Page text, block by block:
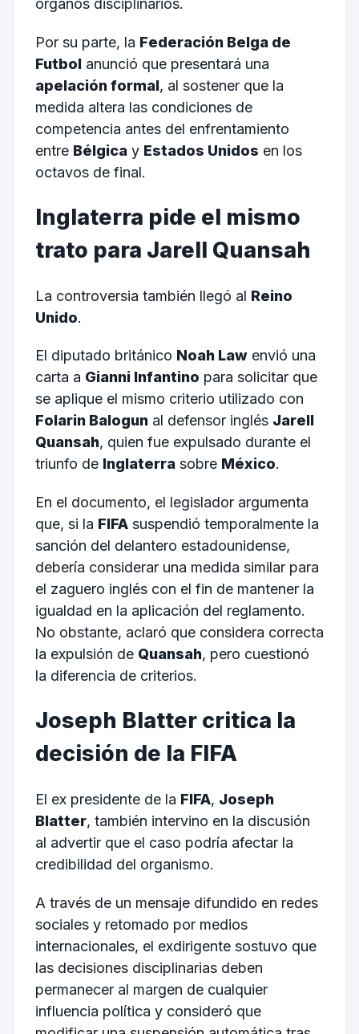
órganos disciplinarios.
Por su parte, la Federación Belga de
Futbolanunció que presentará una
apelación formal, al sostener que la
medida altera las condiciones de
competencia antes del enfrentamiento
entre Bélgicay Estados Unidos en los
octavos de final.
Inglaterra pide el mismo
trato para Jarell Quansah
La controversia también llegó al Reino
Unido.
El diputado británico Noah Lawenvió una
carta a Gianni Infantino para solicitar que
se aplique el mismo criterio utilizado con
Folarin Balogunal defensor inglés Jarell
Quansah, quien fue expulsado durante el
triunfo de Inglaterrasobre México.
En el documento, el legislador argumenta
que, si la FIFAsuspendió temporalmente la
sanción del delantero estadounidense,
debería considerar una medida similar para
el zaguero inglés con el fin de mantener la
igualdad en la aplicación del reglamento.
No obstante, aclaró que considera correcta
la expulsión de Quansah, pero cuestionó
la diferencia de criterios.
Joseph Blatter critica la
decisión de la FIFA
El ex presidente de la FIFA, Joseph
Blatter, también intervino en la discusión
al advertir que el caso podría afectar la
credibilidad del organismo.
A través de un mensaje difundido en redes
sociales y retomado por medios
internacionales, el exdirigente sostuvo que
las decisiones disciplinarias deben
permanecer al margen de cualquier
influencia política y consideró que